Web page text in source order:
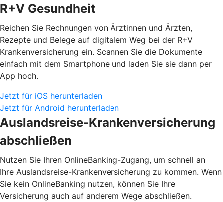
R+V Gesundheit
Reichen Sie Rechnungen von Ärztinnen und Ärzten,
Rezepte und Belege auf digitalem Weg bei der R+V
Krankenversicherung ein. Scannen Sie die Dokumente
einfach mit dem Smartphone und laden Sie sie dann per
App hoch.
Jetzt für iOS herunterladen
Jetzt für Android herunterladen
Auslandsreise-Krankenversicherung
abschließen
Nutzen Sie Ihren OnlineBanking-Zugang, um schnell an
Ihre Auslandsreise-Krankenversicherung zu kommen. Wenn
Sie kein OnlineBanking nutzen, können Sie Ihre
Versicherung auch auf anderem Wege abschließen.